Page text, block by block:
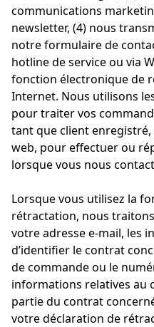
communications
newsletter, (4) nous
notre formulaire de
hotline de service ou via
fonction électronique de
Internet. Nous utilisons
pour traiter vos
tant que client
web, pour effectuer ou
lorsque vous nous
Lorsque vous utilisez la
rétractation, nous
votre adresse e-mail, les
d’identifier le contrat
de commande ou le
informations relatives au
partie du contrat
votre déclaration de